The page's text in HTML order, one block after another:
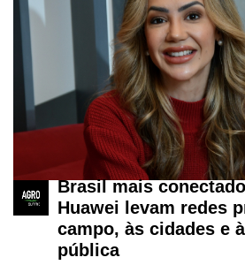
Precisão
Automação
Robótica
Conectividade
Análise
Commerce
Brasil mais
Huawei levam redes
campo, às cidades e
pública